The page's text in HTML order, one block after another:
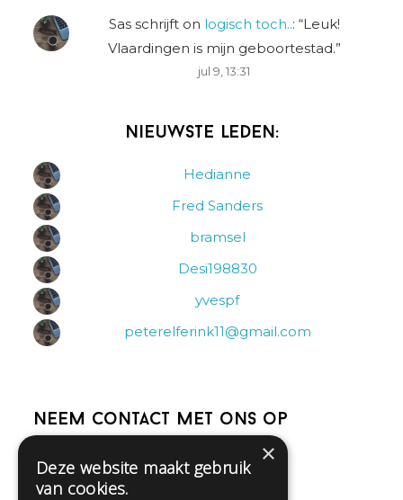
Sas schrijfton logisch toch..: “Leuk!
Vlaardingen is mijn geboortestad.”
jul 9, 13:31
Nieuwste leden:
Hedianne
Fred Sanders
bramsel
Desi198830
yvespf
peterelferink11@gmail.com
Neem contact met ons op
Help
×
Deze website maakt gebruik
van cookies.